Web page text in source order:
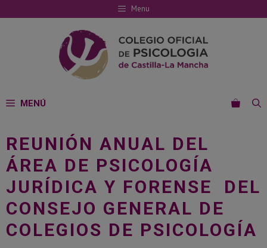
al
Menu
MENÚ
REUNIÓN ANUAL DEL
ÁREA DE PSICOLOGÍA
JURÍDICA Y FORENSE DEL
CONSEJO GENERAL DE
COLEGIOS DE PSICOLOGÍA